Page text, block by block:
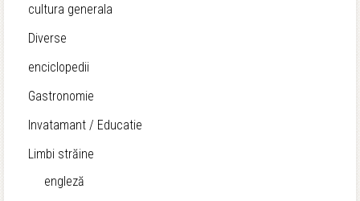
cultura generala
Diverse
enciclopedii
Gastronomie
Invatamant / Educatie
Limbi străine
engleză